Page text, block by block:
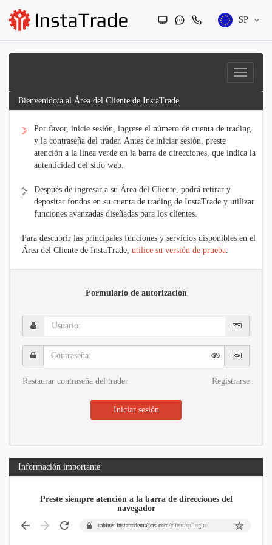
SP
Bienvenido/a al Área del Cliente de InstaTrade
Por favor, inicie sesión, ingrese el número de cuenta de trading
y la contraseña del trader. Antes de iniciar sesión, preste
atención a la línea verde en la barra de direcciones, que indica la
autenticidad del sitio web.
Después de ingresar a su Área del Cliente, podrá retirar y
depositar fondos en su cuenta de trading de InstaTrade y utilizar
funciones avanzadas diseñadas para los clientes.
Para descubrir las principales funciones y servicios disponibles en el
Área del Cliente de InstaTrade, utilice su versión de prueba.
Formulario de autorización
Usuario:
Contraseña:
Restaurar contraseña del trader Registrarse
Iniciar sesión
Información importante
Preste siempre atención a la barra de direcciones del
navegador
cabinet.instatrademakers.com/client/sp/login